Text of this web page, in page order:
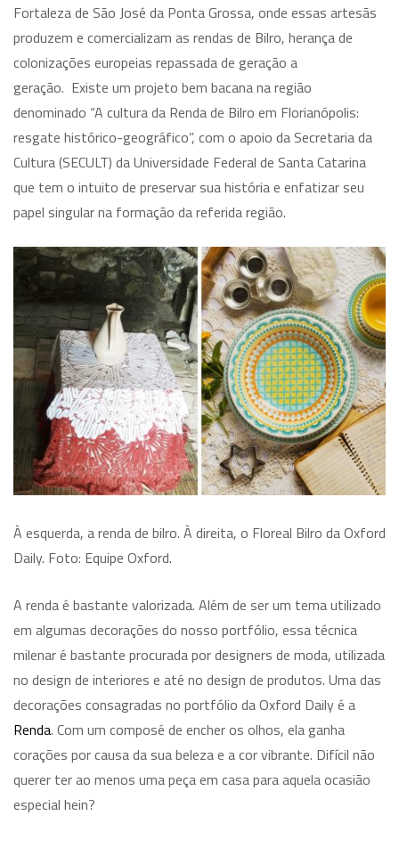
Fortaleza de São José da Ponta Grossa, onde essas artesãs
produzem e comercializam as rendas de Bilro, herança de
colonizações europeias repassada de geração a
geração. Existe um projeto bem bacana na região
denominado “A cultura da Renda de Bilro em Florianópolis:
resgate histórico-geográfico”, com o apoio da Secretaria da
Cultura (SECULT) da Universidade Federal de Santa Catarina
que tem o intuito de preservar sua história e enfatizar seu
papel singular na formação da referida região.
À esquerda, a renda de bilro. À direita, o Floreal Bilro da Oxford
Daily. Foto: Equipe Oxford.
A renda é bastante valorizada. Além de ser um tema utilizado
em algumas decorações do nosso portfólio, essa técnica
milenar é bastante procurada por designers de moda, utilizada
no design de interiores e até no design de produtos. Uma das
decorações consagradas no portfólio da Oxford Daily é a
Renda. Com um composé de encher os olhos, ela ganha
corações por causa da sua beleza e a cor vibrante. Difícil não
querer ter ao menos uma peça em casa para aquela ocasião
especial hein?